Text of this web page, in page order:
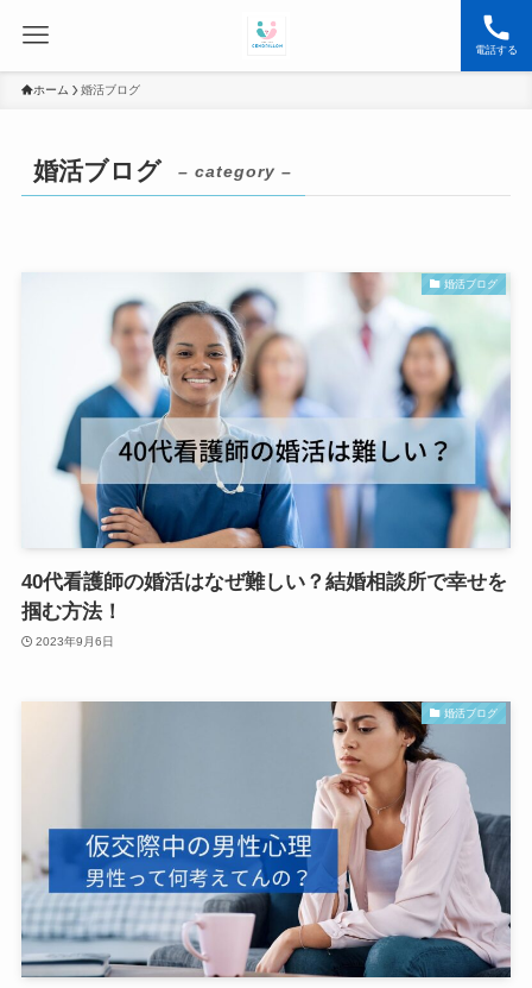
電話する
ホーム 婚活ブログ
婚活ブログ – category –
婚活ブログ
40代看護師の婚活はなぜ難しい？結婚相談所で幸せを
掴む方法！
2023年9月6日
婚活ブログ